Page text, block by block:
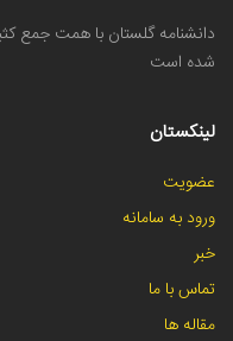
دانشنامه گلستان با همت جمع
شده است
لینکستان
عضویت
ورود به سامانه
خبر
تماس با ما
مقاله ها